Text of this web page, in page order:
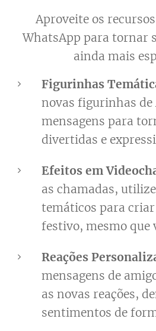
Aproveite os
WhatsApp para tornar
ainda mais
Figurinhas
novas figurinhas de
mensagens para
divertidas e
Efeitos em
as chamadas,
temáticos para
festivo, mesmo
Reações
mensagens de
as novas reações,
sentimentos de